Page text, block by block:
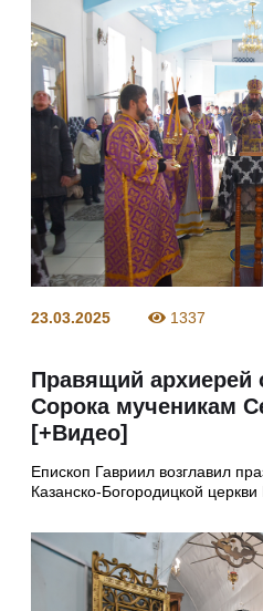
23.03.2025 1337
Правящий архиерей
Сорока мученикам
[+Видео]
Епископ Гавриил возглавил
Казанско-Богородицкой